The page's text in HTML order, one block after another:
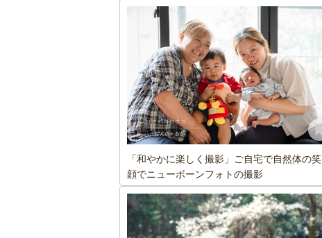
「和やかに楽しく撮影」ご自宅で自然体の笑
顔でニューボーンフォトの撮影